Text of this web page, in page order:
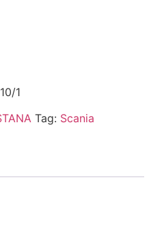
1
Tag: Scania